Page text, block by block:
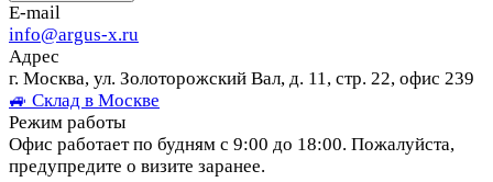
E-mail
info@argus-x.ru
Адрес
г. Москва, ул. Золоторожский Вал, д. 11, стр. 22, офис 239
🚙 Склад в Москве
Режим работы
Офис работает по будням с 9:00 до 18:00. Пожалуйста,
предупредите о визите заранее.